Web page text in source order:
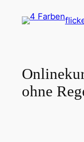
Inhalt
ohne